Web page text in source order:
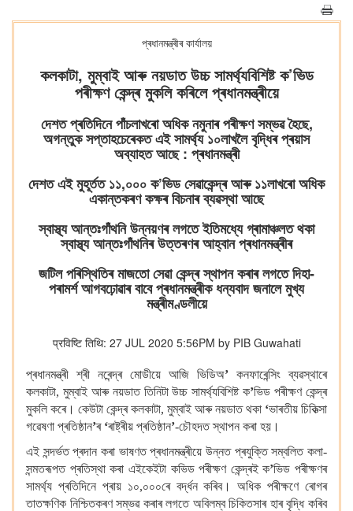
প্ৰধানমন্ত্ৰীৰ কাৰ্যালয়
কলকাটা, মুম্বাই আৰু নয়ডাত উচ্চ সামৰ্থ্যবিশিষ্ট ক’ভিড
পৰীক্ষণ কেন্দ্ৰ মুকলি কৰিলে প্ৰধানমন্ত্ৰীয়ে
দেশত প্ৰতিদিনে পাঁচলাখৰো অধিক নমুনাৰ পৰীক্ষণ সম্ভৱ হৈছে,
অগন্তুক সপ্তাহচেৰেকত এই সামৰ্থ্য ১০লাখলৈ বৃদ্ধিৰ প্ৰয়াস
অব্যাহত আছে : প্ৰধানমন্ত্ৰী
দেশত এই মুহূৰ্তত ১১,০০০ ক’ভিড সেৱাকেন্দ্ৰ আৰু ১১লাখৰো অধিক
একান্তকৰণ কক্ষৰ বিচনাৰ ব্যৱস্থা আছে
স্বাস্থ্য আন্তঃগাঁথনি উন্নয়ণৰ লগতে ইতিমধ্যে গ্ৰামাঞ্চলত থকা
স্বাস্থ্য আন্তঃগাঁথনিৰ উত্তৰণৰ আহ্বান প্ৰধানমন্ত্ৰীৰ
জটিল পৰিস্থিতিৰ মাজতো সেৱা কেন্দ্ৰ স্থাপন কৰাৰ লগতে দিহা-
পৰামৰ্শ আগবঢ়োৱাৰ বাবে প্ৰধানমন্ত্ৰীক ধন্যবাদ জনালে মুখ্য
মন্ত্ৰীমণ্ডলীয়ে
प्रविष्टि तिथि: 27 JUL 2020 5:56PM by PIB Guwahati
প্ৰধানমন্ত্ৰী শ্ৰী নৰেন্দ্ৰ মোডীয়ে আজি ভিডিঅ’ কনফাৰেন্সিং ব্যৱস্থাৰে
কলকাটা, মুম্বাই আৰু নয়ডাত তিনিটা উচ্চ সামৰ্থ্যবিশিষ্ট ক’ভিড পৰীক্ষণ কেন্দ্ৰ
মুকলি কৰে। কেউটা কেন্দ্ৰ কলকাটা, মুম্বাই আৰু নয়ডাত থকা ‘ভাৰতীয় চিকিত্সা
গৱেষণা প্ৰতিষ্ঠান’ৰ ‘ৰাষ্ট্ৰীয় প্ৰতিষ্ঠান’-চৌহদত স্থাপন কৰা হয়।
এই সন্দৰ্ভত প্ৰদান কৰা ভাষণত প্ৰধানমন্ত্ৰীয়ে উন্নত প্ৰযুক্তি সম্বলিত কলা-
সন্মতৰূপত প্ৰতিস্থা কৰা এইকেইটা কভিড পৰীক্ষণ কেন্দ্ৰই ক’ভিড পৰীক্ষণৰ
সামৰ্থ্য প্ৰতিদিনে প্ৰায় ১০,০০০ৰে বৰ্দ্ধন কৰিব। অধিক পৰীক্ষণে ৰোগৰ
তাতক্ষণিক নিশ্চিতকৰণ সম্ভৱ কৰাৰ লগতে অবিলম্ব চিকিতসাৰ হাৰ বৃদ্ধি কৰিব